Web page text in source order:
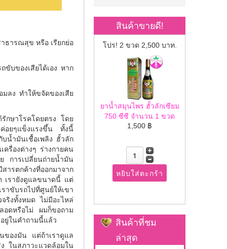
ธารณสุข หรือ เรียกย่อ
ขับของเสียได้เอง หาก
มลง ทำให้ขจัดของเสีย
กษาโรคโดยตรง โดย
ค่อยๆแข็งแรงขึ้น ทั้งนี้
บน้ำมันเชื้อเพลิง ฮั้วลัก
ครื่องต่างๆ ร่างกายคน
ย การเปลี่ยนถ่ายน้ำมัน
รตกค้างที่ออกมาจาก
เรายังดูแลขนาดนี้ แต่
าขับรถไปที่ศูนย์ให้เขา
ริงทั้งหมด ไม่มีอะไหล่
อดหรือไม่ ผมก็ขอถาม
ยู่ในคำถามนี้แล้ว
ของมัน แต่ถ้าเราดูแล
ง ในสภาวะแวดล้อมใน
สินค้าขายดี!
โปร! 2 ขวด 2,500 บาท.
ยาน้ำสมุนไพร ฮั้วลักเซียม
750 ซีซี จำนวน 1 ขวด
1,500 ฿
สินค้าที่ชม
ล่าสุด